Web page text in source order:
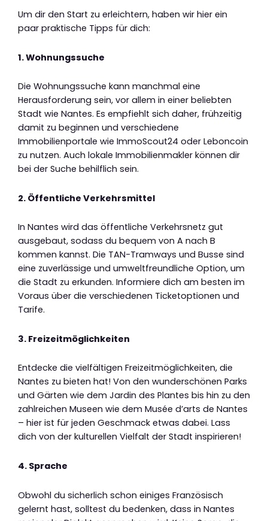
Um dir den Start zu erleichtern, haben wir hier ein
paar praktische Tipps für dich:
1. Wohnungssuche
Die Wohnungssuche kann manchmal eine
Herausforderung sein, vor allem in einer beliebten
Stadt wie Nantes. Es empfiehlt sich daher, frühzeitig
damit zu beginnen und verschiedene
Immobilienportale wie ImmoScout24 oder Leboncoin
zu nutzen. Auch lokale Immobilienmakler können dir
bei der Suche behilflich sein.
2. Öffentliche Verkehrsmittel
In Nantes wird das öffentliche Verkehrsnetz gut
ausgebaut, sodass du bequem von A nach B
kommen kannst. Die TAN-Tramways und Busse sind
eine zuverlässige und umweltfreundliche Option, um
die Stadt zu erkunden. Informiere dich am besten im
Voraus über die verschiedenen Ticketoptionen und
Tarife.
3. Freizeitmöglichkeiten
Entdecke die vielfältigen Freizeitmöglichkeiten, die
Nantes zu bieten hat! Von den wunderschönen Parks
und Gärten wie dem Jardin des Plantes bis hin zu den
zahlreichen Museen wie dem Musée d’arts de Nantes
– hier ist für jeden Geschmack etwas dabei. Lass
dich von der kulturellen Vielfalt der Stadt inspirieren!
4. Sprache
Obwohl du sicherlich schon einiges Französisch
gelernt hast, solltest du bedenken, dass in Nantes